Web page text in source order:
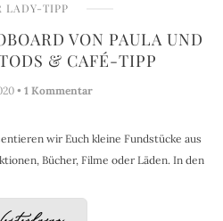
LADY-TIPP
VON PAULA UND
& CAFÉ-TIPP
• 1 Kommentar
wir Euch kleine Fundstücke aus
Bücher, Filme oder Läden. In den